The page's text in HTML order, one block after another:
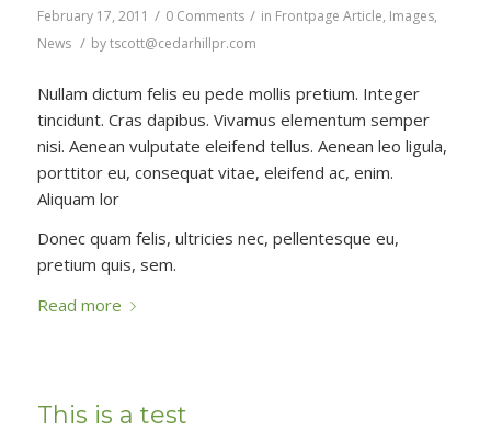
February 17, 2011 / 0 Comments / in Frontpage Article, Images,
News / bytscott@cedarhillpr.com
Nullam dictum felis eu pede mollis pretium. Integer
tincidunt. Cras dapibus. Vivamus elementum semper
nisi. Aenean vulputate eleifend tellus. Aenean leo ligula,
porttitor eu, consequat vitae, eleifend ac, enim.
Aliquam lor
Donec quam felis, ultricies nec, pellentesque eu,
pretium quis, sem.
Read more
This is a test